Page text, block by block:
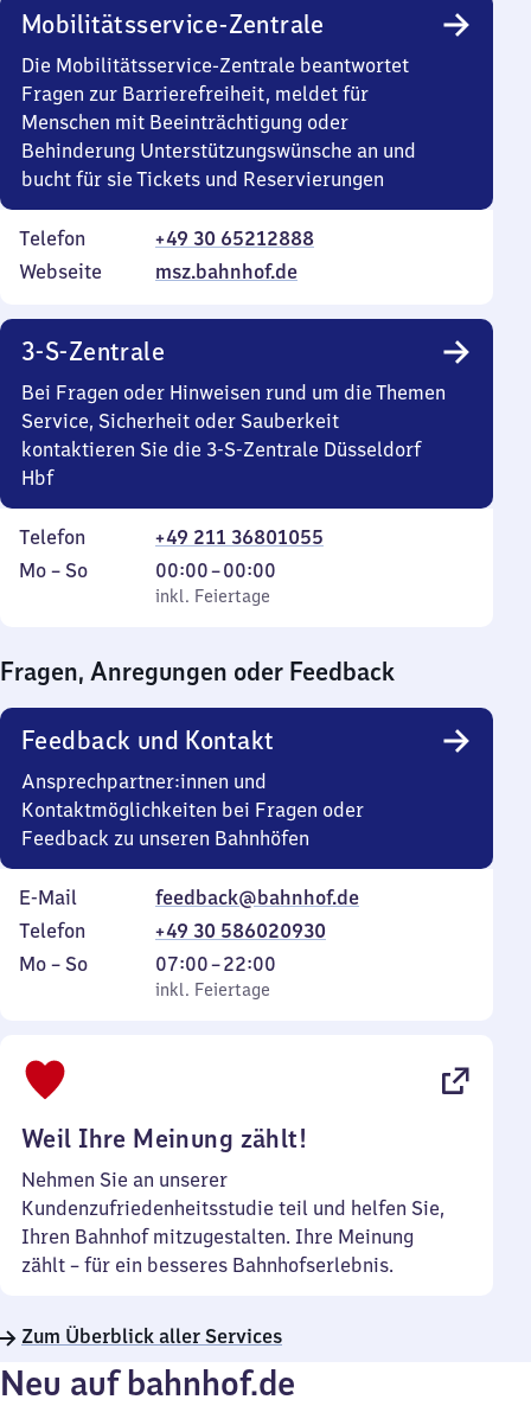
Mobilitätsservice-Zentrale
Die Mobilitätsservice-Zentrale beantwortet
Fragen zur Barrierefreiheit, meldet für
Menschen mit Beeinträchtigung oder
Behinderung Unterstützungswünsche an und
bucht für sie Tickets und Reservierungen
Telefon
+49 30 65212888
Webseite
msz.bahnhof.de
3-S-Zentrale
Bei Fragen oder Hinweisen rund um die Themen
Service, Sicherheit oder Sauberkeit
kontaktieren Sie die 3-S-Zentrale Düsseldorf
Hbf
Telefon
+49 211 36801055
Montag
Mo – So,
inkl. Feiertage
00:00–00:00
Von
0
0
Uhr
inkl. Feiertage
Fragen, Anregungen oder Feedback
Feedback und Kontakt
Ansprechpartner:innen und
Kontaktmöglichkeiten bei Fragen oder
Feedback zu unseren Bahnhöfen
E-Mail
feedback@bahnhof.de
Telefon
+49 30 586020930
Montag
Mo – So,
inkl. Feiertage
07:00–22:00
Von
7
inkl. Feiertage
Weil Ihre Meinung zählt!
Nehmen Sie an unserer
Kundenzufriedenheitsstudie teil und helfen Sie,
Ihren Bahnhof mitzugestalten. Ihre Meinung
zählt – für ein besseres Bahnhofserlebnis.
Zum Überblick aller Services
Neu auf bahnhof.de